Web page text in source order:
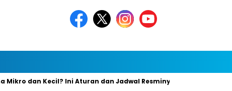
dan Kecil? Ini Aturan dan Jadwal Resminya